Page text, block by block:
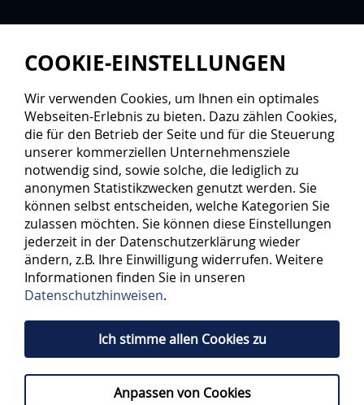
COOKIE-EINSTELLUNGEN
Wir verwenden Cookies, um Ihnen ein optimales
Webseiten-Erlebnis zu bieten. Dazu zählen Cookies,
die für den Betrieb der Seite und für die Steuerung
unserer kommerziellen Unternehmensziele
notwendig sind, sowie solche, die lediglich zu
anonymen Statistikzwecken genutzt werden. Sie
können selbst entscheiden, welche Kategorien Sie
zulassen möchten. Sie können diese Einstellungen
jederzeit in der Datenschutzerklärung wieder
ändern, z.B. Ihre Einwilligung widerrufen. Weitere
Informationen finden Sie in unseren
Datenschutzhinweisen.
Ich stimme allen Cookies zu
Anpassen von Cookies